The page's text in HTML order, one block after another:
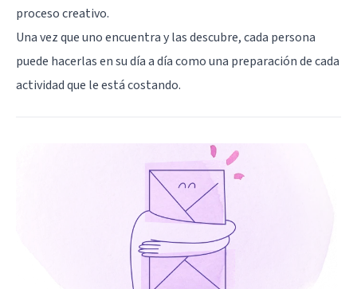
proceso creativo.
Una vez que uno encuentra y las descubre, cada persona
puede hacerlas en su día a día como una preparación de cada
actividad que le está costando.